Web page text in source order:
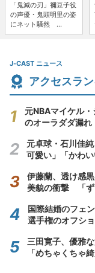
「鬼滅の刃」禰豆子役
の声優・鬼頭明里の姿
にネット騒然 ...
J-CAST ニュース
アクセスラ
元NBAマイケル
のオーラダダ漏
元卓球・石川佳
可愛い」「かわ
伊藤蘭、透け感
美貌の衝撃 「ず
国際結婚のフェ
選手権のオフシ
三田寛子、優雅
「めちゃくちゃ